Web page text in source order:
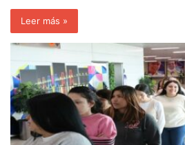
Leer más »